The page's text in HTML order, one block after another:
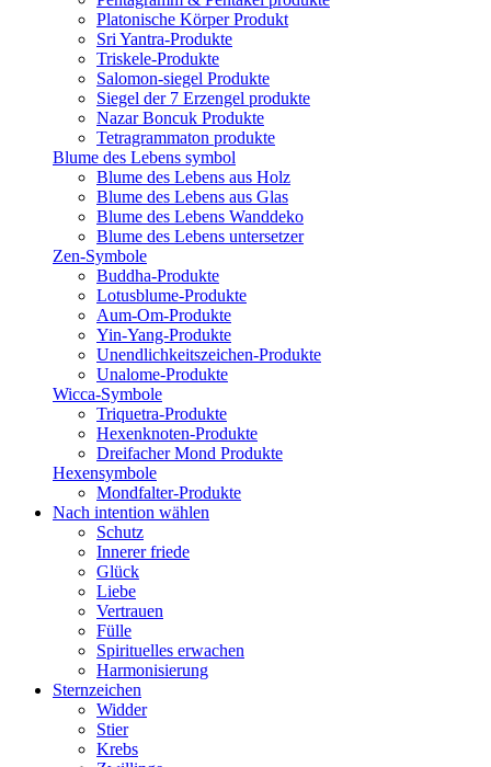
Platonische Körper Produkt
Sri Yantra-Produkte
Triskele-Produkte
Salomon-siegel Produkte
Siegel der 7 Erzengel produkte
Nazar Boncuk Produkte
Tetragrammaton produkte
Blume des Lebens symbol​
Blume des Lebens aus Holz
Blume des Lebens aus Glas
Blume des Lebens Wanddeko
Blume des Lebens untersetzer
Zen-Symbole
Buddha-Produkte
Lotusblume-Produkte
Aum-Om-Produkte
Yin-Yang-Produkte
Unendlichkeitszeichen-Produkte
Unalome-Produkte
Wicca-Symbole
Triquetra-Produkte
Hexenknoten-Produkte
Dreifacher Mond Produkte
Hexensymbole
Mondfalter-Produkte
Nach intention wählen
Schutz
Innerer friede
Glück
Liebe
Vertrauen
Fülle
Spirituelles erwachen
Harmonisierung
Sternzeichen
Widder
Stier
Krebs